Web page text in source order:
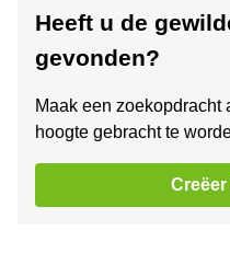
Heeft u de
gevonden?
Maak een zoekopdracht
hoogte gebracht te